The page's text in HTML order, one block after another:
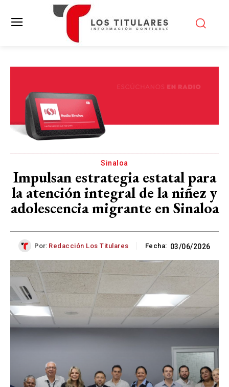
Sinaloa
Impulsan estrategia estatal para
la atención integral de la niñez y
adolescencia migrante en Sinaloa
Por: Redacción Los Titulares Fecha: 03/06/2026